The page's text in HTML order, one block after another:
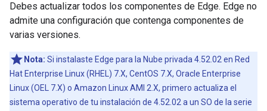
Debes actualizar todos los componentes de Edge. Edge no
admite una configuración que contenga componentes de
varias versiones.
Nota: Si instalaste Edge para la Nube privada 4.52.02 en Red
Hat Enterprise Linux (RHEL) 7.X, CentOS 7.X, Oracle Enterprise
Linux (OEL 7.X) o Amazon Linux AMI 2.X, primero actualiza el
sistema operativo de tu instalación de 4.52.02 a un SO de la serie